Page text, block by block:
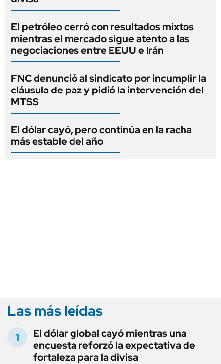
El petróleo cerró con resultados mixtos
mientras el mercado sigue atento a las
negociaciones entre EEUU e Irán
FNC denunció al sindicato por incumplir la
cláusula de paz y pidió la intervención del
MTSS
El dólar cayó, pero continúa en la racha
más estable del año
Las más leídas
El dólar global cayó mientras una
encuesta reforzó la expectativa de
fortaleza para la divisa